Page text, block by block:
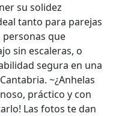
su solidez
tanto para parejas
que
sin escaleras, o
segura en una
~¿Anhelas
práctico y con
Las fotos te dan